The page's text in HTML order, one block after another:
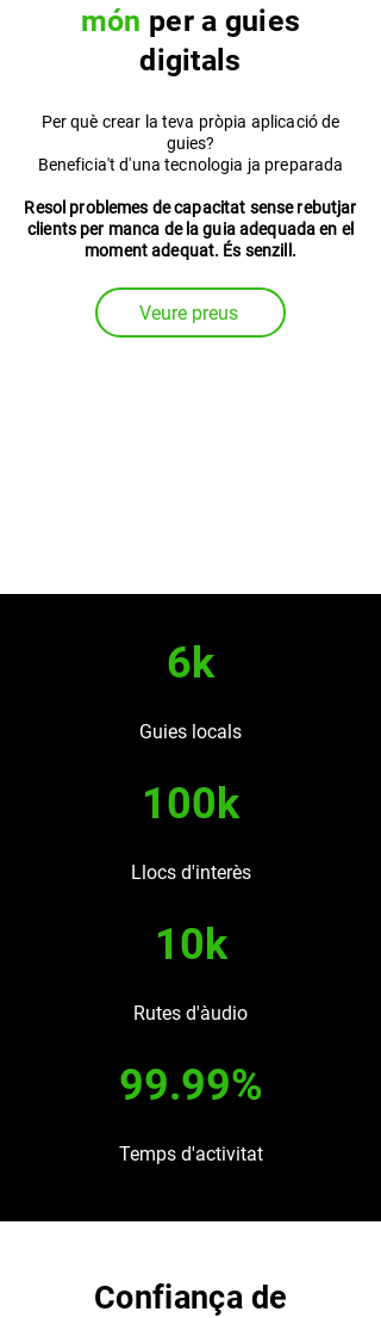
món per a guies
digitals
Per què crear la teva pròpia aplicació de
guies?
Beneficia't d'una tecnologia ja preparada
Resol problemes de capacitat sense rebutjar
clients per manca de la guia adequada en el
moment adequat. És senzill.
Veure preus
6k
Guies locals
100k
Llocs d'interès
10k
Rutes d'àudio
99.99%
Temps d'activitat
Confiança de